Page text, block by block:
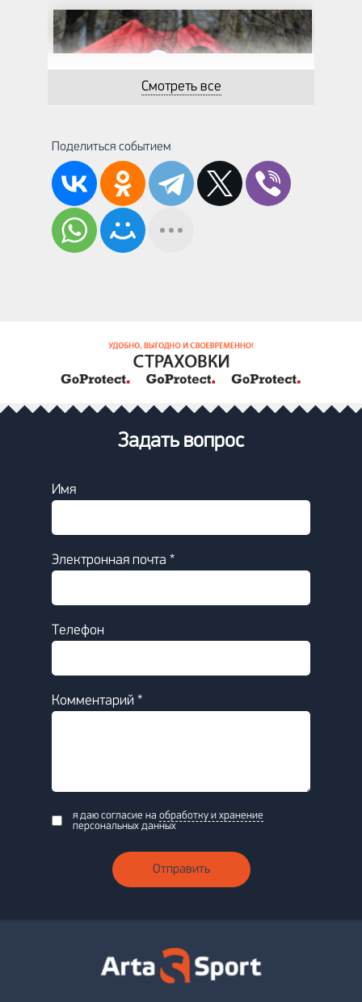
Смотреть все
Поделиться событием
Задать вопрос
Имя
Электронная почта *
Телефон
Комментарий *
я даю согласие на обработку и хранение
персональных данных
Отправить